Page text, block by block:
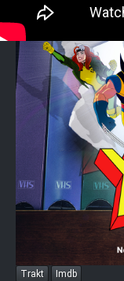
Trakt Imdb